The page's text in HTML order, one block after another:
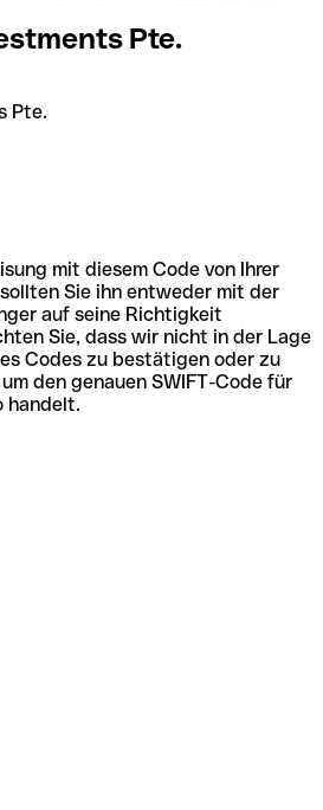
Pte.
Pte.
mit diesem Code von Ihrer
Sie ihn entweder mit der
auf seine Richtigkeit
Sie, dass wir nicht in der Lage
Codes zu bestätigen oder zu
den genauen SWIFT-Code für
handelt.